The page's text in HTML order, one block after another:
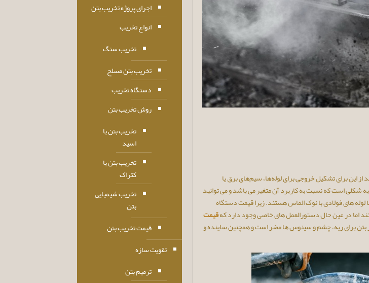
این برای تشکیل خروجی برای لوله‌ها، سیم‌های برق یا
شکلی است که نسبت به کاربرد آن متغیر می باشد و می توانید
های فولادی با نوک الماس هستند. زیرا قیمت دستگاه
اما در عین حال دستورالعمل های خاصی وجود دارد کهقیمت
بتن برای ریه، چشم و سینوس ها مضر است و همچنین ساینده و
اجرای پروژه تخریب بتن
انواع تخریب
تخریب سنگ
تخریب بتن مسلح
دستگاه تخریب
روش تخریب بتن
تخریب بتن با
اسید
تخریب بتن با
کتراک
تخریب شیمیایی
بتن
قیمت تخریب بتن
تقویت سازه
ترمیم بتن